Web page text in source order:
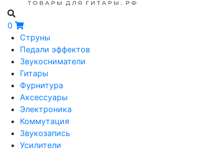
0
Струны
Педали эффектов
Звукосниматели
Гитары
Фурнитура
Аксессуары
Электроника
Коммутация
Звукозапись
Усилители